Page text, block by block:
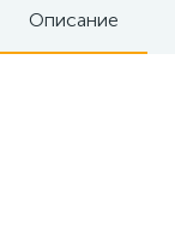
Описание